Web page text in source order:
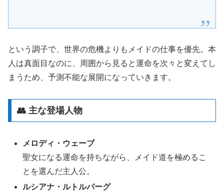
という調子で、世界の危機よりもメイドの仕事を優先。本
人は真面目なのに、周囲から見ると運命を次々と変えてし
まうため、予測不能な展開になっていきます。
👥 主な登場人物
メロディ・ウェーブ
聖女になる運命を持ちながら、メイド道を極めるこ
とを選んだ主人公。
ルシアナ・ルトルバーグ